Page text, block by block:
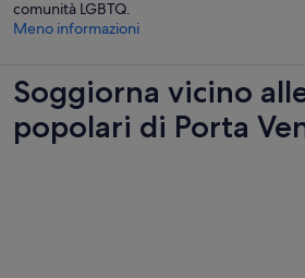
comunità LGBTQ.
Meno informazioni
Soggiorna vicino
popolari di Porta